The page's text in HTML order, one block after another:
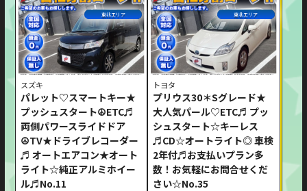
東北エリア
スズキ
パレット♡スマートキー★
プッシュスタート☮ETC♬
両側パワースライドドア
☮TV★ドライブレコーダー
♬ オートエアコン★オート
ライト☆純正アルミホイー
ル♬No.11
東北エリア
トヨタ
プリウス30＊Sグレード★
大人気パール♡ETC♬ プッ
シュスタート☆キーレス
♬CD☆オートライト◎ 車検
2年付♬お支払いプラン多
数！お気軽にお問合せくだ
さい☆No.35